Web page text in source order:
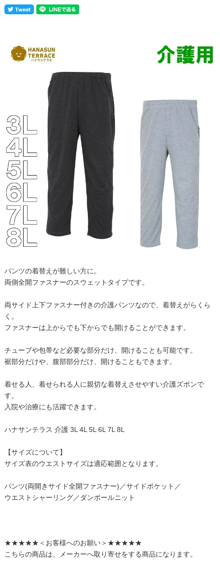
パンツの着替えが難しい方に。
両側全開ファスナーのスウェットタイプです。
両サイド上下ファスナー付きの介護パンツなので、着替えがらくら
く。
ファスナーは上からでも下からでも開けることができます。
チューブや包帯など必要な部分だけ、開けることも可能です。
裾部分だけや、腹部部分だけ、開けることもできます。
着せる人、着せられる人に親切な着替えさせやすい介護ズボンで
す。
入院や治療にも活躍できます。
ハナサンテラス 介護 3L 4L 5L 6L 7L 8L
【サイズについて】
サイズ表のウエストサイズは適応範囲となります。
パンツ(両開きサイド全開ファスナー)／サイドポケット／
ウエストシャーリング／ダンボールニット
★★★★★＜お客様へのお願い＞★★★★★
こちらの商品は、メーカーへ取り寄せをする商品になります。